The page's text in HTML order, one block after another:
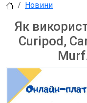
Новини
Як
Curipod,